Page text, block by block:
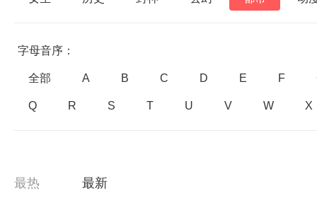
字母音序：
全部 A B C D E F
Q R S T U V W X
最热 最新